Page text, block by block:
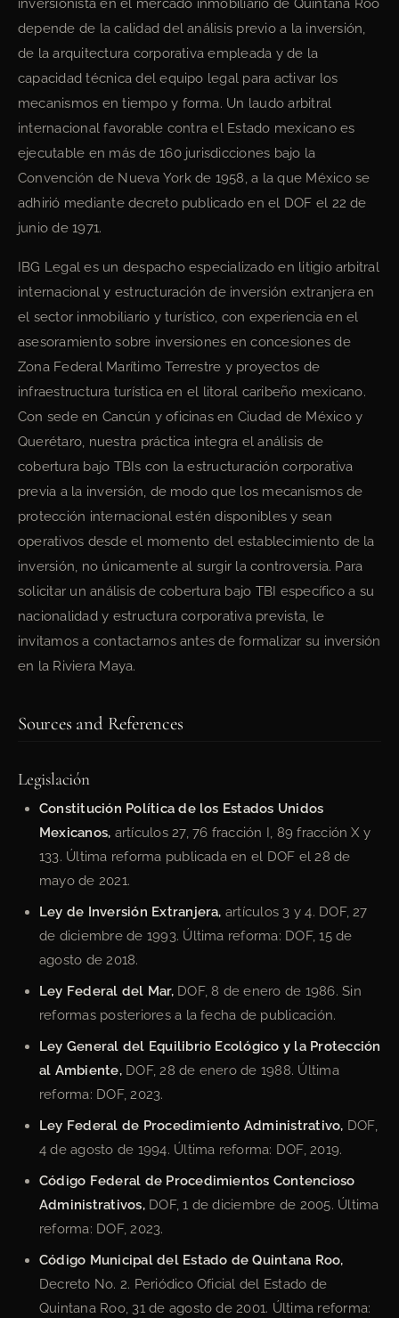
inversionista en el mercado inmobiliario de Quintana Roo
depende de la calidad del análisis previo a la inversión,
de la arquitectura corporativa empleada y de la
capacidad técnica del equipo legal para activar los
mecanismos en tiempo y forma. Un laudo arbitral
internacional favorable contra el Estado mexicano es
ejecutable en más de 160 jurisdicciones bajo la
Convención de Nueva York de 1958, a la que México se
adhirió mediante decreto publicado en el DOF el 22 de
junio de 1971.
IBG Legal es un despacho especializado en litigio arbitral
internacional y estructuración de inversión extranjera en
el sector inmobiliario y turístico, con experiencia en el
asesoramiento sobre inversiones en concesiones de
Zona Federal Marítimo Terrestre y proyectos de
infraestructura turística en el litoral caribeño mexicano.
Con sede en Cancún y oficinas en Ciudad de México y
Querétaro, nuestra práctica integra el análisis de
cobertura bajo TBIs con la estructuración corporativa
previa a la inversión, de modo que los mecanismos de
protección internacional estén disponibles y sean
operativos desde el momento del establecimiento de la
inversión, no únicamente al surgir la controversia. Para
solicitar un análisis de cobertura bajo TBI específico a su
nacionalidad y estructura corporativa prevista, le
invitamos a contactarnos antes de formalizar su inversión
en la Riviera Maya.
Sources and References
Legislación
Constitución Política de los Estados Unidos
Mexicanos, artículos 27, 76 fracción I, 89 fracción X y
133. Última reforma publicada en el DOF el 28 de
mayo de 2021.
Ley de Inversión Extranjera, artículos 3 y 4. DOF, 27
de diciembre de 1993. Última reforma: DOF, 15 de
agosto de 2018.
Ley Federal del Mar,DOF, 8 de enero de 1986. Sin
reformas posteriores a la fecha de publicación.
Ley General del Equilibrio Ecológico y la Protección
al Ambiente,DOF, 28 de enero de 1988. Última
reforma: DOF, 2023.
Ley Federal de Procedimiento Administrativo, DOF,
4 de agosto de 1994. Última reforma: DOF, 2019.
Código Federal de Procedimientos Contencioso
Administrativos,DOF, 1 de diciembre de 2005. Última
reforma: DOF, 2023.
Código Municipal del Estado de Quintana Roo,
Decreto No. 2. Periódico Oficial del Estado de
Quintana Roo, 31 de agosto de 2001. Última reforma: